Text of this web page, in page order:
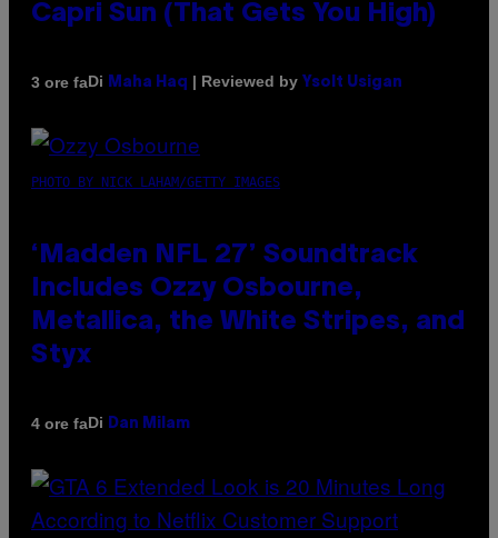
Capri Sun (That Gets You High)
3 ore faDi Maha Haq | Reviewed by Ysolt Usigan
PHOTO BY NICK LAHAM/GETTY IMAGES
‘Madden NFL 27’ Soundtrack
Includes Ozzy Osbourne,
Metallica, the White Stripes, and
Styx
4 ore faDi Dan Milam